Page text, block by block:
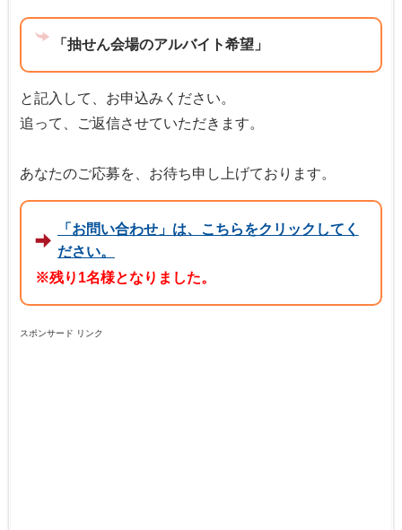
「抽せん会場のアルバイト希望」
と記入して、お申込みください。
追って、ご返信させていただきます。
あなたのご応募を、お待ち申し上げております。
「お問い合わせ」は、こちらをクリックしてく
ださい。
※残り1名様となりました。
スポンサード リンク